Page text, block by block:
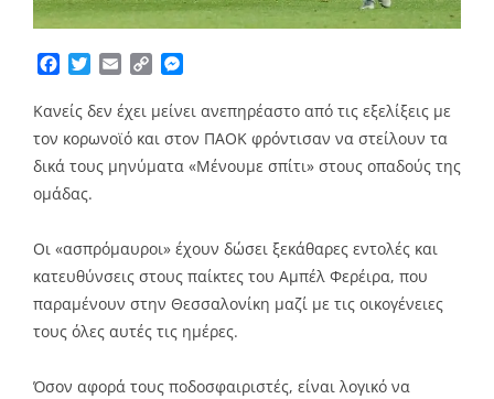
Facebook
TwitterEmailCopy
Κανείς δεν έχει μείνει ανεπηρέαστο από τις εξελίξεις με
τον κορωνοϊό και στον ΠΑΟΚ φρόντισαν να στείλουν τα
δικά τους μηνύματα «Μένουμε σπίτι» στους οπαδούς της
ομάδας.
Οι «ασπρόμαυροι» έχουν δώσει ξεκάθαρες εντολές και
κατευθύνσεις στους παίκτες του Αμπέλ Φερέιρα, που
παραμένουν στην Θεσσαλονίκη μαζί με τις οικογένειες
τους όλες αυτές τις ημέρες.
Όσον αφορά τους ποδοσφαιριστές, είναι λογικό να